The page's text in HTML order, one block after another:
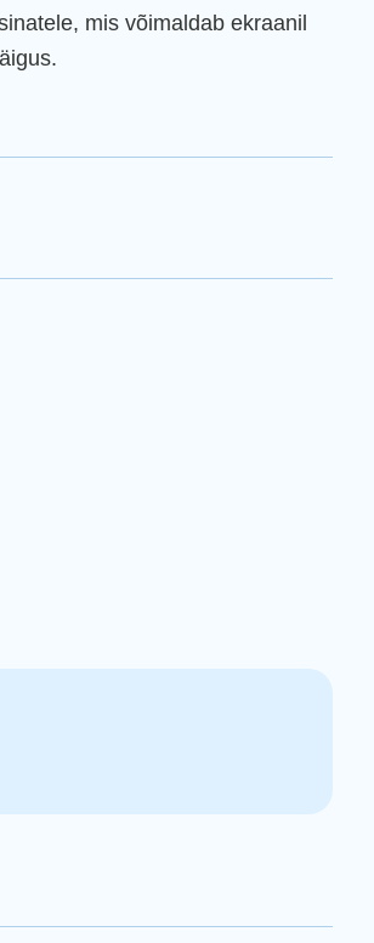
mis võimaldab ekraanil